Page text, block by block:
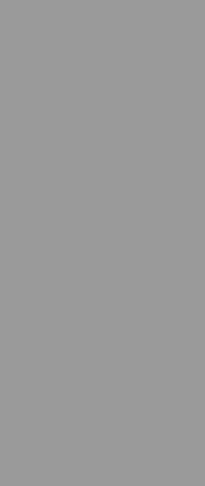
téléphonique.
à indemnités. L’utilisateur
ou tout tiers.
aux évolutions du site
ce soit sur la nature et les
La communication de toute
de propriété.
des épreuves inscrites au